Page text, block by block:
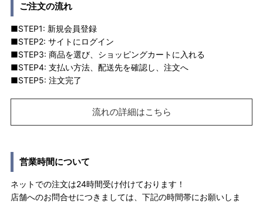
ご注文の流れ
■STEP1: 新規会員登録
■STEP2: サイトにログイン
■STEP3: 商品を選び、ショッピングカートに入れる
■STEP4: 支払い方法、配送先を確認し、注文へ
■STEP5: 注文完了
流れの詳細はこちら
営業時間について
ネットでの注文は24時間受け付けております！
店舗へのお問合せにつきましては、下記の時間帯にお願いしま